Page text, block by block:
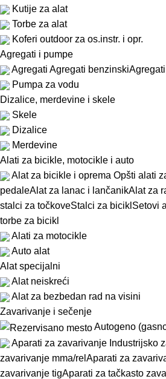
Kutije za alat
Torbe za alat
Koferi outdoor za os.instr. i opr.
Agregati i pumpe
Agregati Agregati benzinski
Pumpa za vodu
Dizalice, merdevine i skele
Skele
Dizalice
Merdevine
Alati za bicikle, motocikle i auto
Alat za bicikle i oprema Opšti alati
pedaleAlat za lanac i lančanikAlat za
stalci za točkoveStalci za bicikl Setovi
torbe za bicikl
Alati za motocikle
Auto alat
Alat specijalni
Alat neiskreći
Alat za bezbedan rad na visini
Zavarivanje i sečenje
Autogeno
Aparati za zavarivanje Industrijsko
zavarivanje mma/rel Aparati za
zavarivanje tigAparati za tačkasto